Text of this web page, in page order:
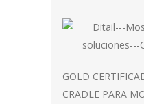
GOLD
CRADLE PARA